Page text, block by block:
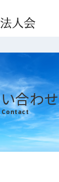
合わせ
Contact